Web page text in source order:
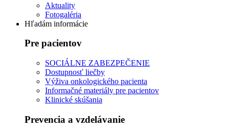
Aktuality
Fotogaléria
Hľadám informácie
Pre pacientov
SOCIÁLNE ZABEZPEČENIE
Dostupnosť liečby
Výživa onkologického pacienta
Informačné materiály pre pacientov
Klinické skúšania
Prevencia a vzdelávanie